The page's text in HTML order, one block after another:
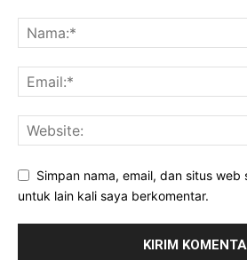
Simpan nama, email, dan situs web
untuk lain kali saya berkomentar.